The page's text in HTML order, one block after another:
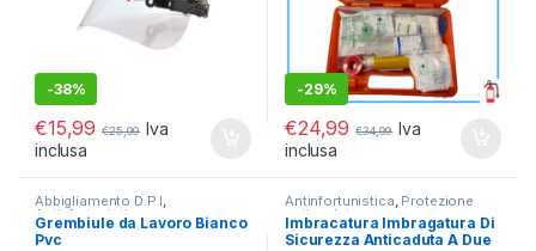
-38%
€15,99 €25,99 Iva
inclusa
-29%
€24,99 €34,99 Iva
inclusa
Abbigliamento D.P.I,
Antinfortunistica
Grembiule da Lavoro Bianco
Pvc
Antinfortunistica, Protezione
anti caduta
Imbracatura Imbragatura Di
Sicurezza Anticaduta A Due